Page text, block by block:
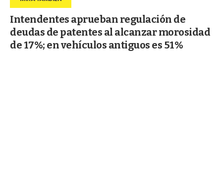
Intendentes aprueban regulación de
deudas de patentes al alcanzar morosidad
de 17%; en vehículos antiguos es 51%